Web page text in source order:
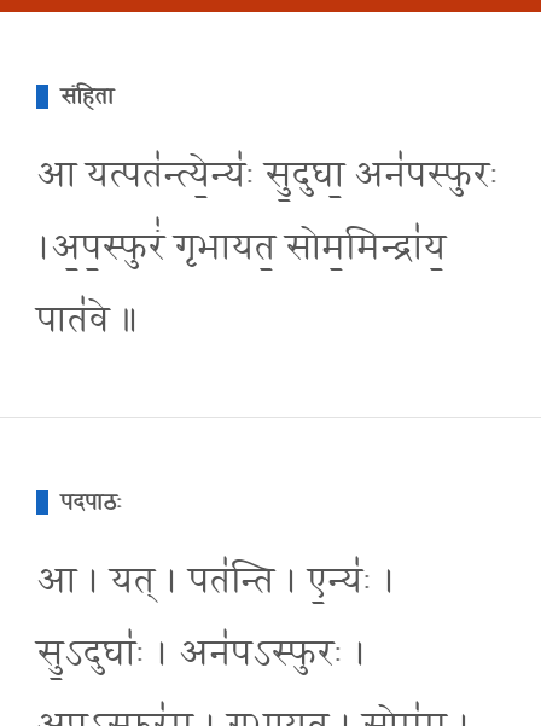
संहिता
आ यत्पत॑न्त्ये॒न्य॑ः सु॒दुघा॒ अन॑पस्फुरः
।अ॒प॒स्फुरं॑ गृभायत॒ सोम॒मिन्द्रा॑य॒
पात॑वे ॥
पदपाठः
आ । यत् । पत॑न्ति । ए॒न्यः॑ ।
सु॒ऽदुघाः॑ । अन॑पऽस्फुरः ।